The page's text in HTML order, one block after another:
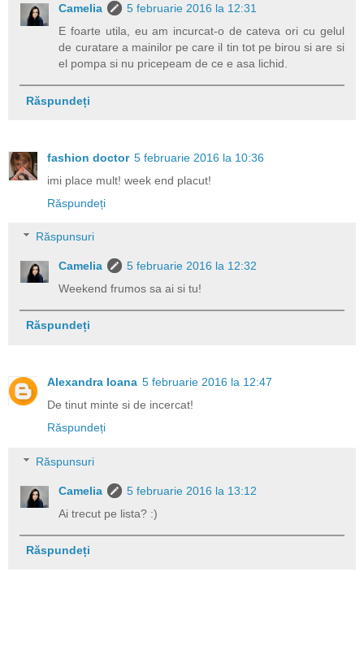
Camelia
5 februarie 2016 la 12:31
E foarte utila, eu am incurcat-o de cateva ori cu gelul
de curatare a mainilor pe care il tin tot pe birou si are si
el pompa si nu pricepeam de ce e asa lichid.
Răspundeți
fashion doctor 5 februarie 2016 la 10:36
imi place mult! week end placut!
Răspundeți
Răspunsuri
Camelia
5 februarie 2016 la 12:32
Weekend frumos sa ai si tu!
Răspundeți
Alexandra Ioana 5 februarie 2016 la 12:47
De tinut minte si de incercat!
Răspundeți
Răspunsuri
Camelia
5 februarie 2016 la 13:12
Ai trecut pe lista? :)
Răspundeți